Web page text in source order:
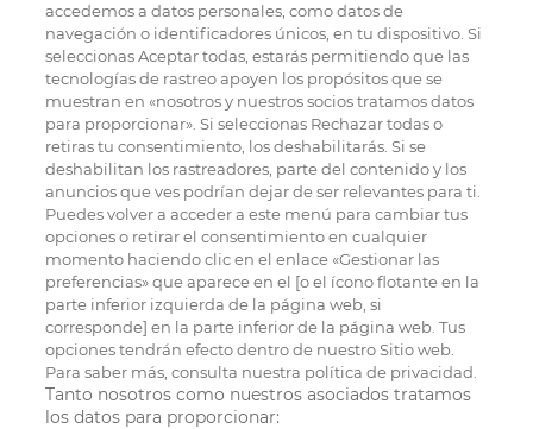
accedemos a datos personales, como datos de
navegación o identificadores únicos, en tu dispositivo. Si
seleccionas Aceptar todas, estarás permitiendo que las
tecnologías de rastreo apoyen los propósitos que se
muestran en «nosotros y nuestros socios tratamos datos
para proporcionar». Si seleccionas Rechazar todas o
retiras tu consentimiento, los deshabilitarás. Si se
deshabilitan los rastreadores, parte del contenido y los
anuncios que ves podrían dejar de ser relevantes para ti.
Puedes volver a acceder a este menú para cambiar tus
opciones o retirar el consentimiento en cualquier
momento haciendo clic en el enlace «Gestionar las
preferencias» que aparece en el [o el ícono flotante en la
parte inferior izquierda de la página web, si
corresponde] en la parte inferior de la página web. Tus
opciones tendrán efecto dentro de nuestro Sitio web.
Para saber más, consulta nuestra política de privacidad.
Tanto nosotros como nuestros asociados tratamos
los datos para proporcionar: